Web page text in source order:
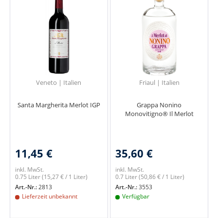
Veneto | Italien
Santa Margherita Merlot IGP
11,45 €
inkl. MwSt.
0.75 Liter(15,27 € / 1 Liter)
Art.-Nr.:2813
Lieferzeit unbekannt
Friaul | Italien
Grappa Nonino
Monovitigno® Il Merlot
35,60 €
inkl. MwSt.
0.7 Liter(50,86 € / 1 Liter)
Art.-Nr.:3553
Verfügbar